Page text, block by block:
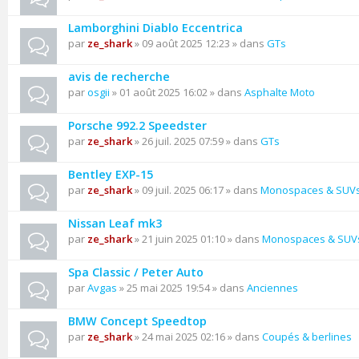
Lamborghini Diablo Eccentrica
par ze_shark» 09 août 2025 12:23 » dans GTs
avis de recherche
parosgii » 01 août 2025 16:02 » dans Asphalte Moto
Porsche 992.2 Speedster
par ze_shark» 26 juil. 2025 07:59 » dans GTs
Bentley EXP-15
par ze_shark» 09 juil. 2025 06:17 » dans Monospaces &
Nissan Leaf mk3
par ze_shark» 21 juin 2025 01:10 » dans Monospaces &
Spa Classic / Peter Auto
parAvgas » 25 mai 2025 19:54 » dans Anciennes
BMW Concept Speedtop
par ze_shark» 24 mai 2025 02:16 » dans Coupés & berlines